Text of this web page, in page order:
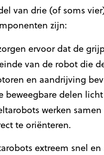
van drie (of soms
zijn:
ervoor dat de
van de robot die
en aandrijving
beweegbare delen
werken
te oriënteren.
extreem snel